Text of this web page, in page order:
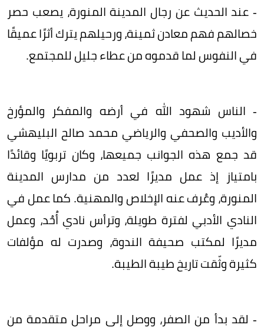
- عند الحديث عن رجال المدينة المنورة، يصعب حصر
خصالهم فهم معادن ثمينة، ورحيلهم يترك أثرًا عميقًا
في النفوس لما قدموه من عطاء جليل للمجتمع.
- الناس شهود الله في أرضه والمفكر والمؤرخ
والأديب والصحفي والرياضي محمد صالح البليهشي
قد جمع هذه الجوانب جميعها، وكان تربويًا وقائدًا
بامتياز إذ عمل مديرًا لعدد من مدارس المدينة
المنورة، وعُرف عنه الإخلاص والمهنية. كما عمل في
النادي الأدبي لفترة طويلة، وترأس نادي أُحُد، وعمل
مديرًا لمكتب صحيفة الندوة، وصدرت له مؤلفات
كثيرة وثّقت تاريخ طيبة الطيبة.
- لقد بدأ من الصفر، ووصل إلى مراحل متقدمة من